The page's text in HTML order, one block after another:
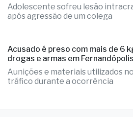
Adolescente sofreu lesão
após agressão de um colega
Acusado é preso com mais de 6
drogas e armas em Fernandópolis
Aunições e materiais utilizados no
tráfico durante a ocorrência